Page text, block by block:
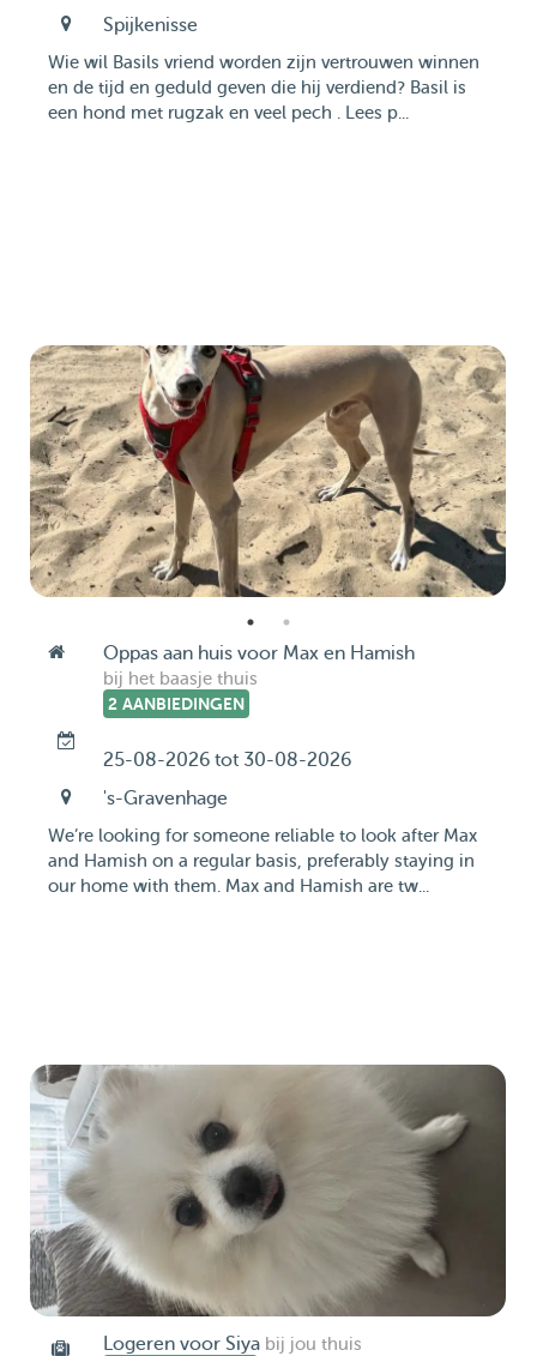
Spijkenisse
Wie wil Basils vriend worden zijn vertrouwen winnen
en de tijd en geduld geven die hij verdiend? Basil is
een hond met rugzak en veel pech . Lees p...
Oppas aan huis voor Max en Hamish
bij het baasje thuis
2 AANBIEDINGEN
25-08-2026 tot 30-08-2026
's-Gravenhage
We’re looking for someone reliable to look after Max
and Hamish on a regular basis, preferably staying in
our home with them. Max and Hamish are tw...
Logeren voor Siya bij jou thuis